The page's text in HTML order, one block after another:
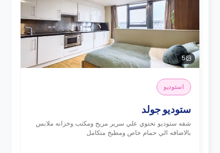
5
استوديو
ستوديو جولد
شقه ستوديو تحتوي علي سرير مريح ومكتب وخزانه ملابس
بالاضافه الي حمام خاص ومطبخ متكامل